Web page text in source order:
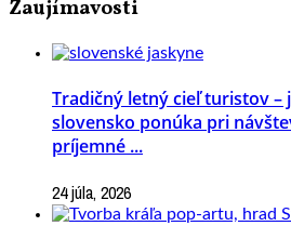
Zaujímavosti
Tradičný letný cieľ turistov –
slovensko ponúka pri
príjemné ...
24 júla, 2026